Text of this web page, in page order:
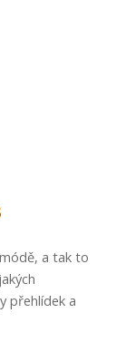
a tak to
přehlídek a